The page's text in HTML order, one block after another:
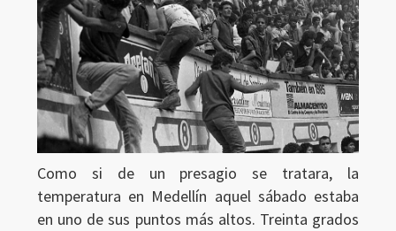
Como si de un presagio se tratara, la
temperatura en Medellín aquel sábado estaba
en uno de sus puntos más altos. Treinta grados